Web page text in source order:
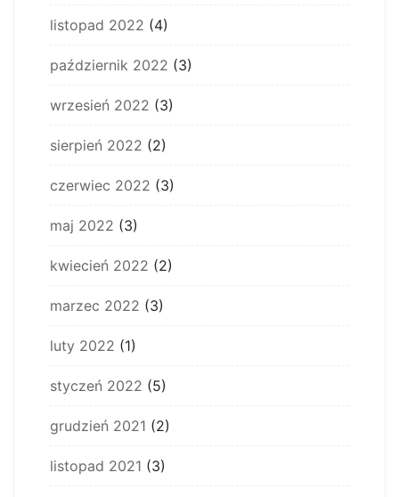
listopad 2022 (4)
październik 2022 (3)
wrzesień 2022 (3)
sierpień 2022 (2)
czerwiec 2022 (3)
maj 2022 (3)
kwiecień 2022 (2)
marzec 2022 (3)
luty 2022 (1)
styczeń 2022 (5)
grudzień 2021 (2)
listopad 2021 (3)